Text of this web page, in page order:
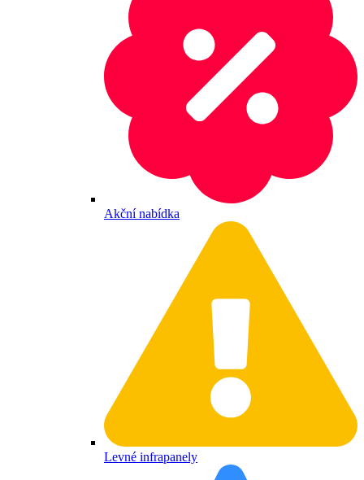
Akční nabídka
Levné infrapanely